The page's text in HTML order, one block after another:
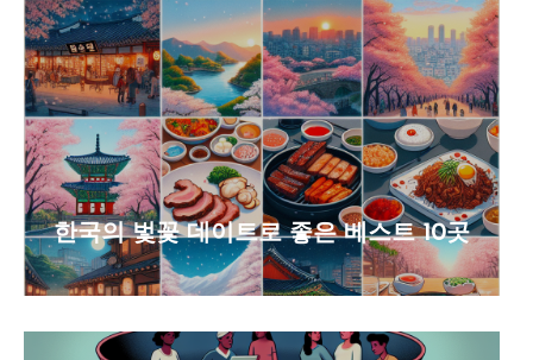
한국의 벛꽃 데이트로 좋은 베스트 10곳